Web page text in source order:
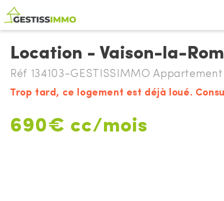
Location - Vaison-la-
Réf 134103-GESTISSIMMO
Trop tard, ce logement est déjà loué.
690€ cc/mois